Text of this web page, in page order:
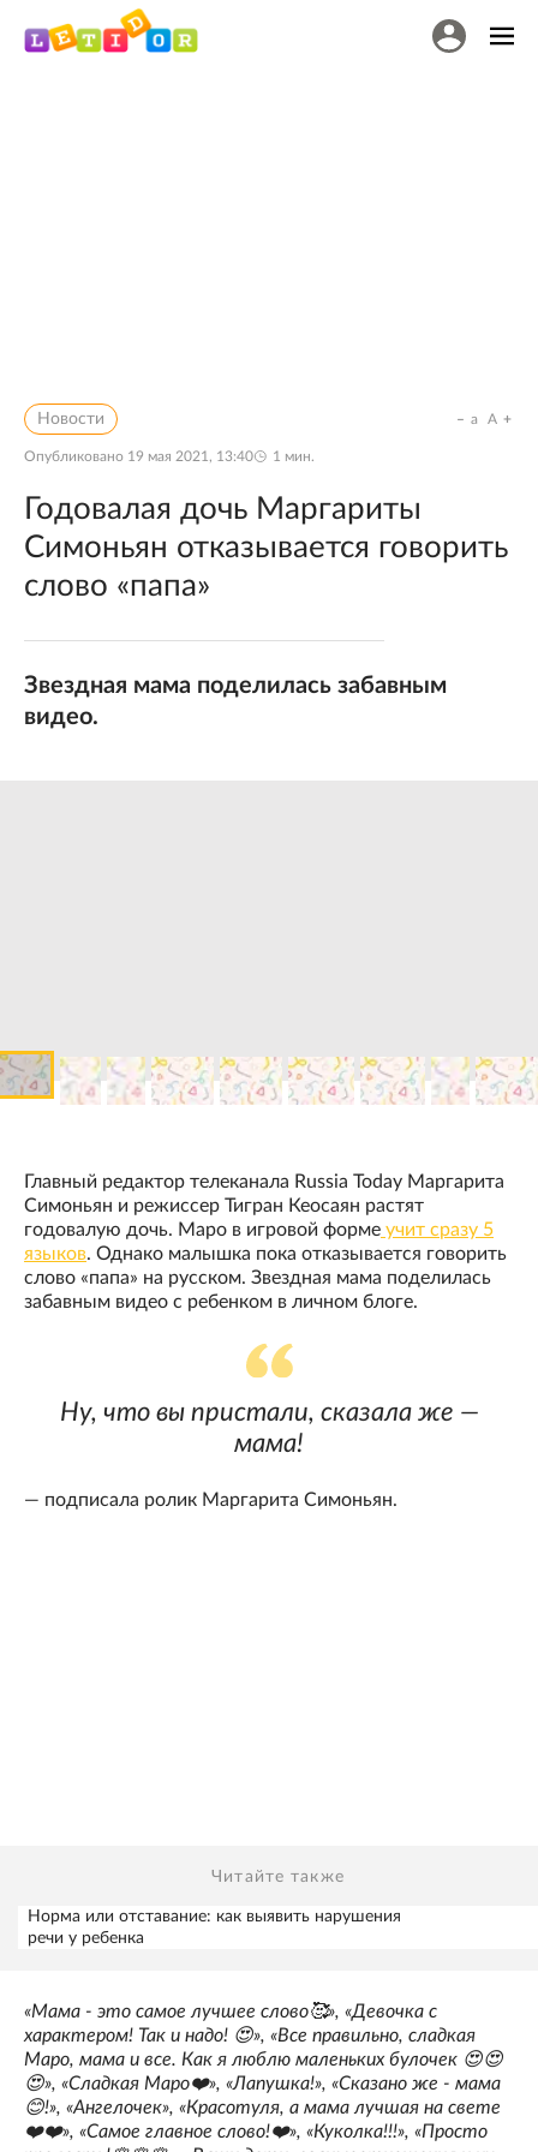
Новости
Опубликовано 19 мая 2021, 13:40 1 мин.
a A
Годовалая дочь Маргариты
Симоньян отказывается говорить
слово «папа»
Звездная мама поделилась забавным
видео.
Главный редактор телеканала Russia Today Маргарита
Симоньян и режиссер Тигран Кеосаян растят
годовалую дочь. Маро в игровой форме учит сразу 5
языков. Однако малышка пока отказывается говорить
слово «папа» на русском. Звездная мама поделилась
забавным видео с ребенком в личном блоге.
Ну, что вы пристали, сказала же —
мама!
— подписала ролик Маргарита Симоньян.
Читайте также
Норма или отставание: как выявить нарушения
речи у ребенка
«Мама - это самое лучшее слово🥰», «Девочка с
характером! Так и надо! 😍», «Все правильно, сладкая
Маро, мама и все. Как я люблю маленьких булочек 😍😍
😍», «Сладкая Маро❤️», «Лапушка!», «Сказано же - мама
😊!», «Ангелочек», «Красотуля, а мама лучшая на свете
❤️❤️», «Самое главное слово!❤️», «Куколка!!!», «Просто